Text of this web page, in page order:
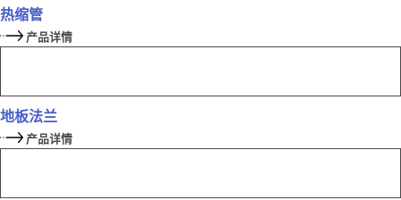
热缩管
产品详情
地板法兰
产品详情